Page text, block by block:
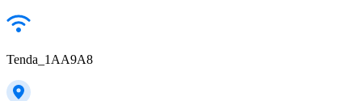
Tenda_1AA9A8